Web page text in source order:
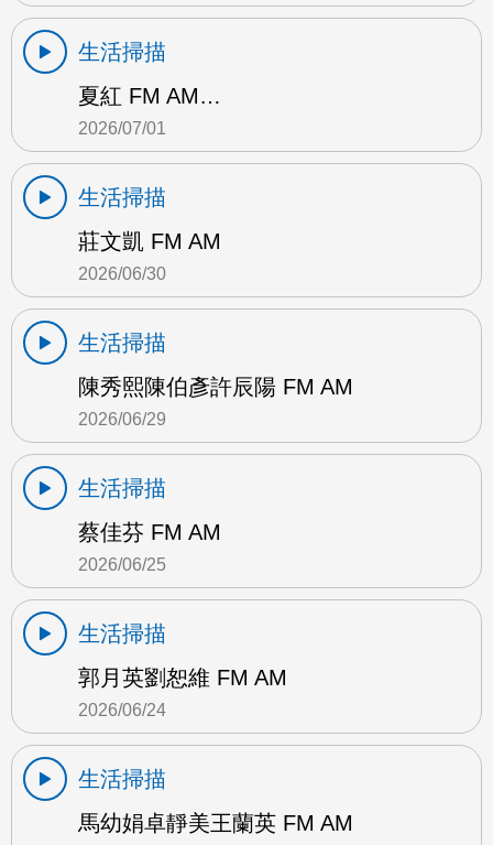
生活掃描
夏紅 FM AM…
2026/07/01
生活掃描
莊文凱 FM AM
2026/06/30
生活掃描
陳秀熙陳伯彥許辰陽 FM AM
2026/06/29
生活掃描
蔡佳芬 FM AM
2026/06/25
生活掃描
郭月英劉恕維 FM AM
2026/06/24
生活掃描
馬幼娟卓靜美王蘭英 FM AM